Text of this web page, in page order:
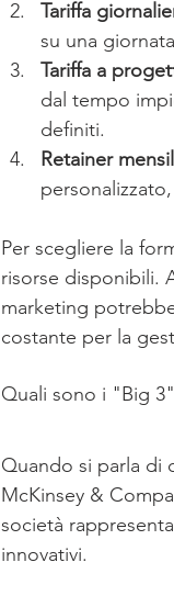
Tariffa
su una
Tariffa a
dal tempo
definiti.
Retainer
Per scegliere la
risorse disponibili.
marketing
costante per la
Quali sono i "Big
Quando si parla di
McKinsey &
società
innovativi.